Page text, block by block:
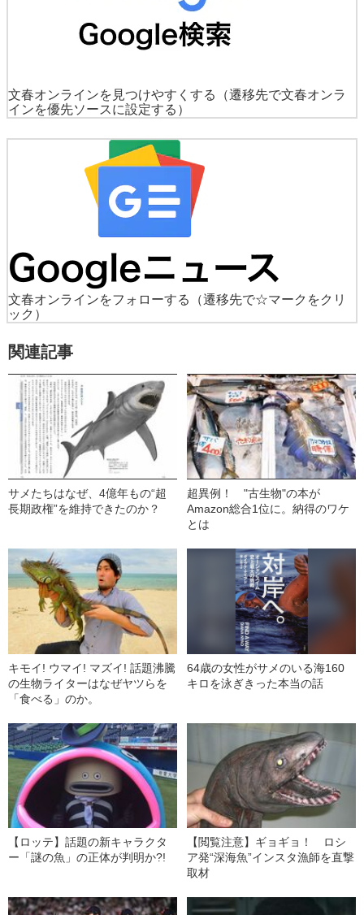
文春オンラインを見つけやすくする
（遷移先で文春オンラ
インを優先ソースに設定する）
文春オンラインをフォローする
（遷移先で☆マークをクリ
ック）
関連記事
サメたちはなぜ、4億年もの“超
長期政権”を維持できたのか？
超異例！ "古生物"の本が
Amazon総合1位に。納得のワケ
とは
キモイ! ウマイ! マズイ! 話題沸騰
の生物ライターはなぜヤツらを
「食べる」のか。
64歳の女性がサメのいる海160
キロを泳ぎきった本当の話
【ロッテ】話題の新キャラクタ
ー「謎の魚」の正体が判明か?!
【閲覧注意】ギョギョ！ ロシ
ア発“深海魚”インスタ漁師を直撃
取材